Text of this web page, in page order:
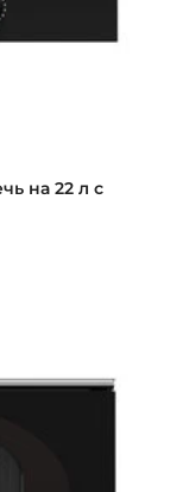
на 22 л с